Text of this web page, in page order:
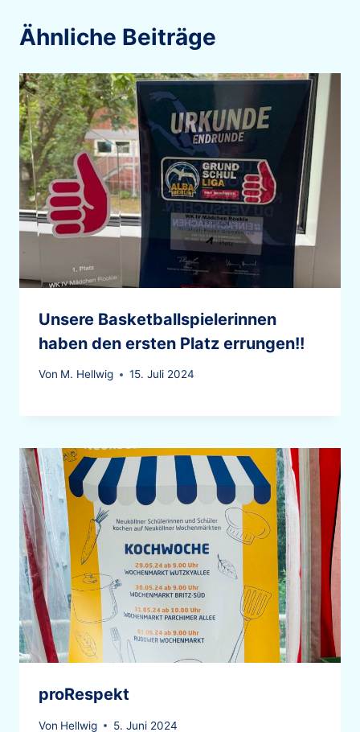
Ähnliche Beiträge
Unsere Basketballspielerinnen
haben den ersten Platz errungen!!
Von M. Hellwig 15. Juli 2024
proRespekt
Von Hellwig 5. Juni 2024